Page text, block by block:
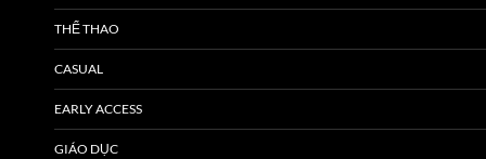
THỂ THAO
CASUAL
EARLY ACCESS
GIÁO DỤC